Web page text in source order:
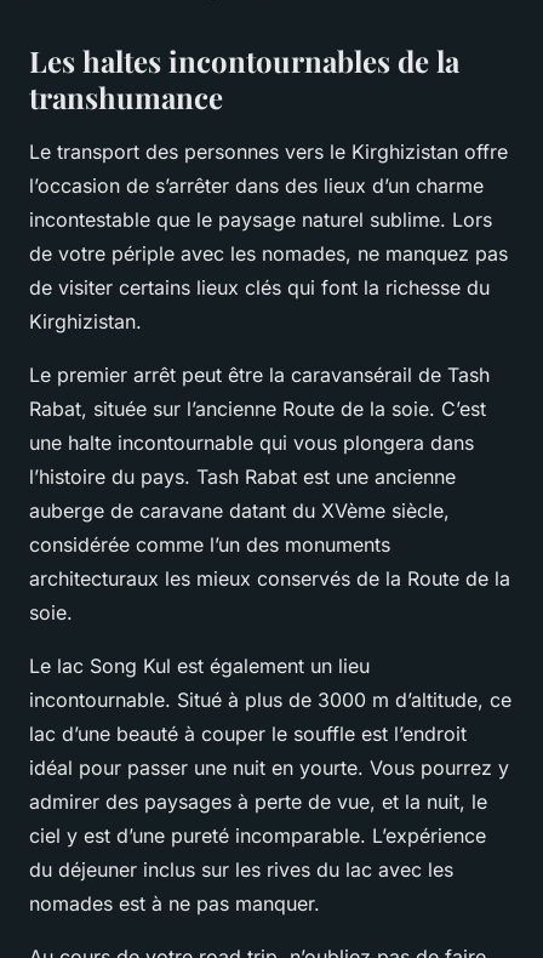
Les haltes incontournables de la
transhumance
Le transport des personnes vers le Kirghizistan offre
l’occasion de s’arrêter dans des lieux d’un charme
incontestable que le paysage naturel sublime. Lors
de votre périple avec les nomades, ne manquez pas
de visiter certains lieux clés qui font la richesse du
Kirghizistan.
Le premier arrêt peut être la caravansérail de Tash
Rabat, située sur l’ancienne Route de la soie. C’est
une halte incontournable qui vous plongera dans
l’histoire du pays. Tash Rabat est une ancienne
auberge de caravane datant du XVème siècle,
considérée comme l’un des monuments
architecturaux les mieux conservés de la Route de la
soie.
Le lac Song Kul est également un lieu
incontournable. Situé à plus de 3000 m d’altitude, ce
lac d’une beauté à couper le souffle est l’endroit
idéal pour passer une nuit en yourte. Vous pourrez y
admirer des paysages à perte de vue, et la nuit, le
ciel y est d’une pureté incomparable. L’expérience
du déjeuner inclus sur les rives du lac avec les
nomades est à ne pas manquer.